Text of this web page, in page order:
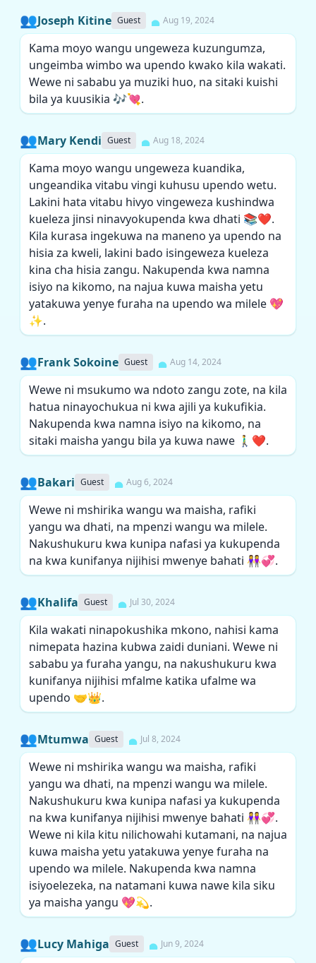
👥Joseph Kitine Guest Aug 19, 2024
Kama moyo wangu ungeweza kuzungumza,
ungeimba wimbo wa upendo kwako kila wakati.
Wewe ni sababu ya muziki huo, na sitaki kuishi
bila ya kuusikia 🎶💘.
👥Mary Kendi Guest Aug 18, 2024
Kama moyo wangu ungeweza kuandika,
ungeandika vitabu vingi kuhusu upendo wetu.
Lakini hata vitabu hivyo vingeweza kushindwa
kueleza jinsi ninavyokupenda kwa dhati 📚❤️.
Kila kurasa ingekuwa na maneno ya upendo na
hisia za kweli, lakini bado isingeweza kueleza
kina cha hisia zangu. Nakupenda kwa namna
isiyo na kikomo, na najua kuwa maisha yetu
yatakuwa yenye furaha na upendo wa milele 💖
✨.
👥Frank Sokoine Guest Aug 14, 2024
Wewe ni msukumo wa ndoto zangu zote, na kila
hatua ninayochukua ni kwa ajili ya kukufikia.
Nakupenda kwa namna isiyo na kikomo, na
sitaki maisha yangu bila ya kuwa nawe 🚶‍♂️❤️.
👥Bakari Guest Aug 6, 2024
Wewe ni mshirika wangu wa maisha, rafiki
yangu wa dhati, na mpenzi wangu wa milele.
Nakushukuru kwa kunipa nafasi ya kukupenda
na kwa kunifanya nijihisi mwenye bahati 👭💞.
👥Khalifa Guest Jul 30, 2024
Kila wakati ninapokushika mkono, nahisi kama
nimepata hazina kubwa zaidi duniani. Wewe ni
sababu ya furaha yangu, na nakushukuru kwa
kunifanya nijihisi mfalme katika ufalme wa
upendo 🤝👑.
👥Mtumwa Guest Jul 8, 2024
Wewe ni mshirika wangu wa maisha, rafiki
yangu wa dhati, na mpenzi wangu wa milele.
Nakushukuru kwa kunipa nafasi ya kukupenda
na kwa kunifanya nijihisi mwenye bahati 👭💞.
Wewe ni kila kitu nilichowahi kutamani, na najua
kuwa maisha yetu yatakuwa yenye furaha na
upendo wa milele. Nakupenda kwa namna
isiyoelezeka, na natamani kuwa nawe kila siku
ya maisha yangu 💖💫.
👥Lucy Mahiga Guest Jun 9, 2024